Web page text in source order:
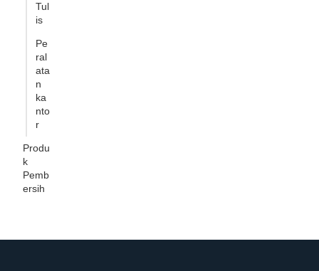
Tul
is
Pe
ral
ata
n
ka
nto
r
Produ
k
Pemb
ersih